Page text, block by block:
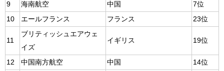
9
海南航空 中国
7位
10
エールフランス フランス 23位
11
ブリティッシュエアウェ
イズ
イギリス 19位
12 中国南方航空 中国
14位